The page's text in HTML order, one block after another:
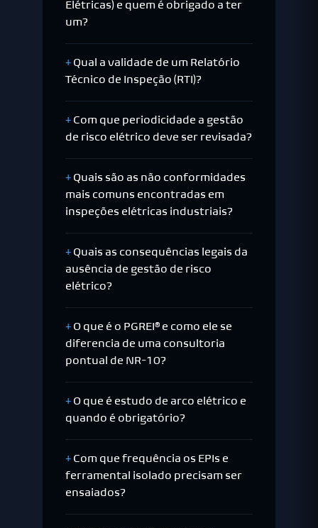
Elétricas) e quem é obrigado a ter
um?
Qual a validade de um Relatório
Técnico de Inspeção (RTI)?
Com que periodicidade a gestão
de risco elétrico deve ser revisada?
Quais são as não conformidades
mais comuns encontradas em
inspeções elétricas industriais?
Quais as consequências legais da
ausência de gestão de risco
elétrico?
O que é o PGREI® e como ele se
diferencia de uma consultoria
pontual de NR-10?
O que é estudo de arco elétrico e
quando é obrigatório?
Com que frequência os EPIs e
ferramental isolado precisam ser
ensaiados?